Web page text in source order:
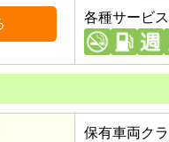
各種サービス
保有車両ク